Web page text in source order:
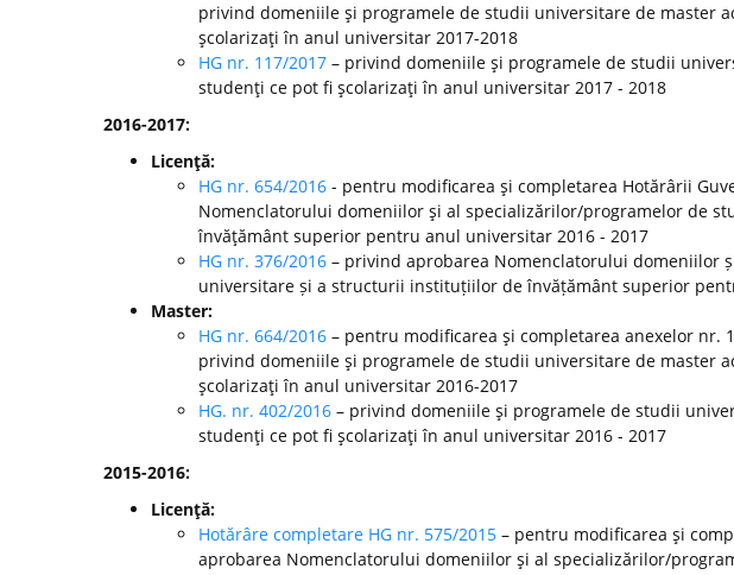
privind domeniile şi programele de studii universitare de master
şcolarizaţi în anul universitar 2017-2018
HG nr. 117/2017 – privind domeniile şi programele de studii
studenţi ce pot fi şcolarizaţi în anul universitar 2017 - 2018
2016-2017:
Licenţă:
HG nr. 654/2016 - pentru modificarea şi completarea Hotărârii
Nomenclatorului domeniilor şi al specializărilor/programelor de
învăţământ superior pentru anul universitar 2016 - 2017
HG nr. 376/2016 – privind aprobarea Nomenclatorului domeniilor
universitare și a structurii instituțiilor de învățământ superior
Master:
HG nr. 664/2016 – pentru modificarea şi completarea anexelor nr.
privind domeniile şi programele de studii universitare de master
şcolarizaţi în anul universitar 2016-2017
HG. nr. 402/2016 – privind domeniile şi programele de studii
studenţi ce pot fi şcolarizaţi în anul universitar 2016 - 2017
2015-2016:
Licenţă:
Hotărâre completare HG nr. 575/2015 – pentru modificarea şi
aprobarea Nomenclatorului domeniilor şi al specializărilor/